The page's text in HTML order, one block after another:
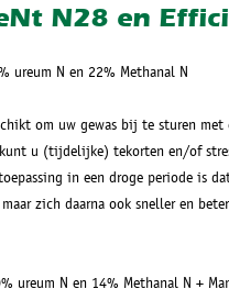
N28 en
ureum N en 22% Methanal N
om uw gewas bij te sturen met
u (tijdelijke) tekorten en/of
in een droge periode is
zich daarna ook sneller en
ureum N en 14% Methanal N +